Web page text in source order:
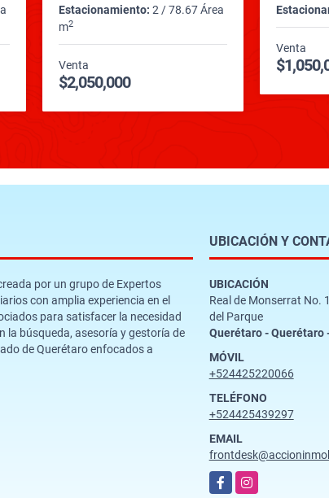
Estacionamiento: 2 / 78.67 Área
m2
Venta
$2,050,000
Venta
por un grupo de Expertos
con amplia experiencia en el
para satisfacer la necesidad
la búsqueda, asesoría y gestoría de
de Querétaro enfocados a
UBICACIÓN Y
UBICACIÓN
Real de Monserrat No.
del Parque
Querétaro - Querétaro
MÓVIL
+524425220066
TELÉFONO
+524425439297
EMAIL
FacebookInstagram